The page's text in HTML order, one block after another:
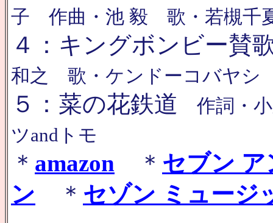
子 作曲・池 毅 歌・若槻千
４：キングボンビー賛
和之 歌・ケンドーコバヤシ
５：菜の花鉄道 作詞・
ツandトモ
＊ amazon ＊ セブン
ン ＊ セゾン ミュージ